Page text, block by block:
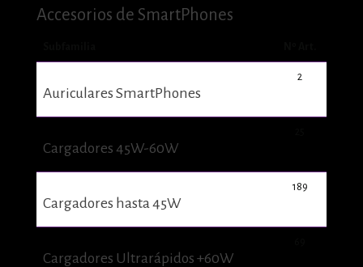
Accesorios de SmartPhones
Auriculares SmartPhones
2
Cargadores 45W-60W
Cargadores hasta 45W
189
Cargadores Ultrarápidos +60W